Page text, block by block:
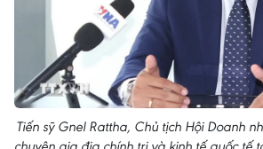
Tiến sỹ Gnel Rattha, Chủ tịch Hội Doanh